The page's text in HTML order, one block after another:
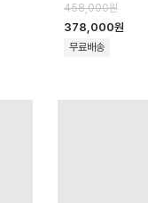
458,000원
378,000원
무료배송